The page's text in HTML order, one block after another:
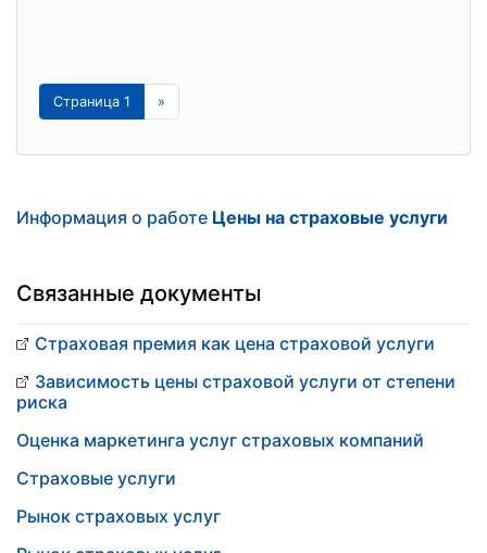
Страница 1 »
Информация о работе Цены на страховые услуги
Связанные документы
Страховая премия как цена страховой услуги
Зависимость цены страховой услуги от степени
риска
Оценка маркетинга услуг страховых компаний
Страховые услуги
Рынок страховых услуг